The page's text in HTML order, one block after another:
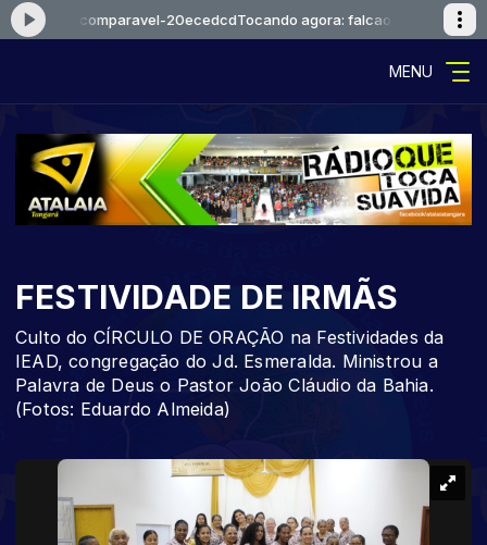
incomparavel-20ecedcdTocando agora: falcaoejosue-amor-
MENU
FESTIVIDADE DE IRMÃS
Culto do CÍRCULO DE ORAÇÃO na Festividades da
IEAD, congregação do Jd. Esmeralda. Ministrou a
Palavra de Deus o Pastor João Cláudio da Bahia.
(Fotos: Eduardo Almeida)